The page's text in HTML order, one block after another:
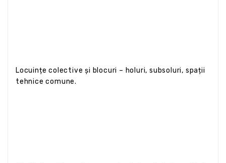
Locuințe colective și blocuri – holuri, subsoluri, spații
tehnice comune.